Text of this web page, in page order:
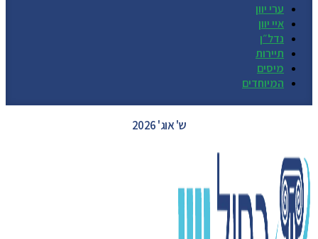
ערי יוון
איי יוון
נדל״ן
תיירות
מיסים
המיוחדים
ש' אוג' 2026